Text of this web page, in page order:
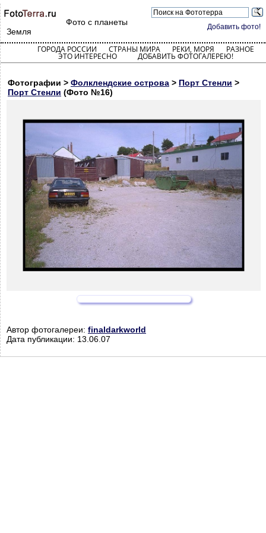
Добавить фото!
Фото с планеты
Земля
ГОРОДА РОССИИ СТРАНЫ МИРА РЕКИ, МОРЯ РАЗНОЕ
ЭТО ИНТЕРЕСНО ДОБАВИТЬ ФОТОГАЛЕРЕЮ!
Фотографии > Фолклендские острова > Порт Стенли >
Порт Стенли (Фото №16)
Автор фотогалереи: finaldarkworld
Дата публикации: 13.06.07